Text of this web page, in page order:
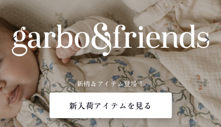
Black & White Collection
新入荷アイテムを見る
新柄＆アイテム登場！
新入荷アイテムを見る
新作アイテム入荷を見る
Drop3 デイリーに可愛いワンピース
新入荷アイテムを見る